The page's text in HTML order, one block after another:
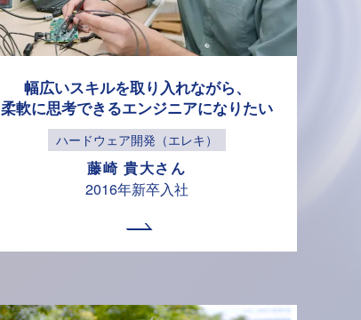
幅広いスキルを取り入れながら、
柔軟に思考できるエンジニアになりたい
ハードウェア開発（エレキ）
藤崎 貴大さん
2016年新卒入社